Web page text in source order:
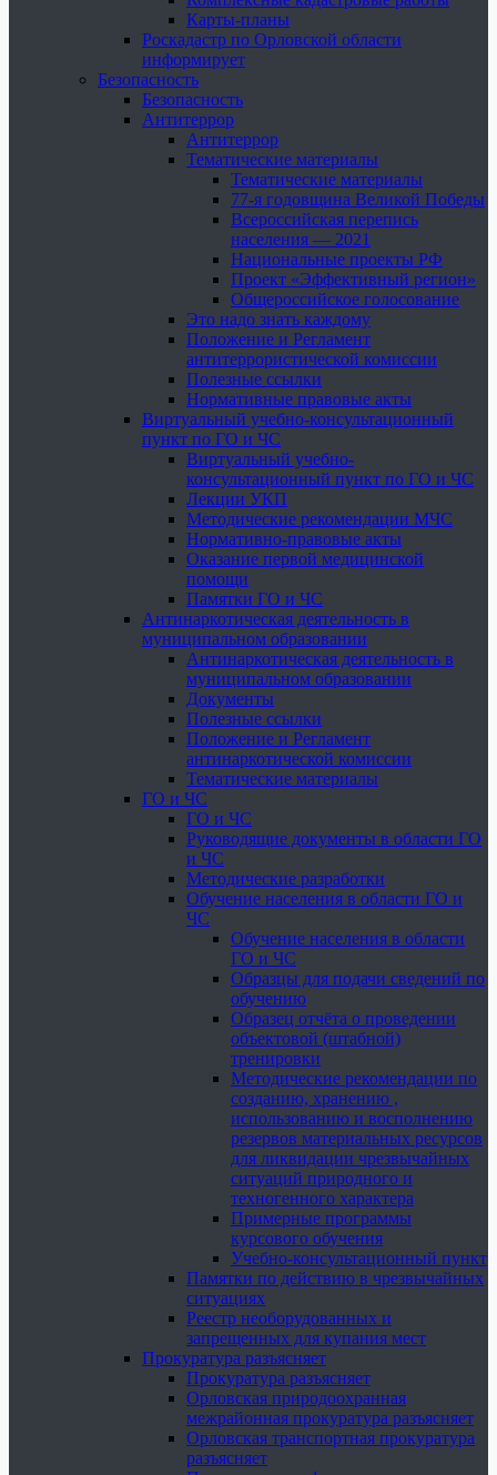
Карты-планы
Роскадастр по Орловской области
информирует
Безопасность
Безопасность
Антитеррор
Антитеррор
Тематические материалы
Тематические материалы
77-я годовщина Великой Победы
Всероссийская перепись
населения — 2021
Национальные проекты РФ
Проект «Эффективный регион»
Общероссийское голосование
Это надо знать каждому
Положение и Регламент
антитеррористической комиссии
Полезные ссылки
Нормативные правовые акты
Виртуальный учебно-консультационный
пункт по ГО и ЧС
Виртуальный учебно-
консультационный пункт по ГО и ЧС
Лекции УКП
Методические рекомендации МЧС
Нормативно-правовые акты
Оказание первой медицинской
помощи
Памятки ГО и ЧС
Антинаркотическая деятельность в
муниципальном образовании
Антинаркотическая деятельность в
муниципальном образовании
Документы
Полезные ссылки
Положение и Регламент
антинаркотической комиссии
Тематические материалы
ГО и ЧС
ГО и ЧС
Руководящие документы в области ГО
и ЧС
Методические разработки
Обучение населения в области ГО и
ЧС
Обучение населения в области
ГО и ЧС
Образцы для подачи сведений по
обучению
Образец отчёта о проведении
объектовой (штабной)
тренировки
Методические рекомендации по
созданию, хранению ,
использованию и восполнению
резервов материальных ресурсов
для ликвидации чрезвычайных
ситуаций природного и
техногенного характера
Примерные программы
курсового обучения
Учебно-консультационный пункт
Памятки по действию в чрезвычайных
ситуациях
Реестр необорудованных и
запрещенных для купания мест
Прокуратура разъясняет
Прокуратура разъясняет
Орловская природоохранная
межрайонная прокуратура разъясняет
Орловская транспортная прокуратура
разъясняет